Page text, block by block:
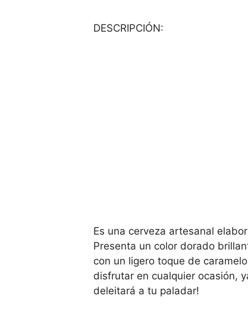
DESCRIPCIÓN:
Es una cerveza artesanal
Presenta un color dorado
con un ligero toque de
disfrutar en cualquier ocasión,
deleitará a tu paladar!